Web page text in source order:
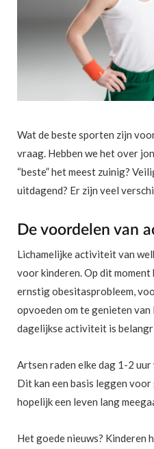
Wat de beste sporten zijn
vraag. Hebben we het over
“beste” het meest zuinig?
uitdagend? Er zijn veel
De voordelen van
Lichamelijke activiteit van
voor kinderen. Op dit moment
ernstig obesitasprobleem,
opvoeden om te genieten van
dagelijkse activiteit is
Artsen raden elke dag 1-2
Dit kan een basis leggen
hopelijk een leven lang
Het goede nieuws? Kinderen